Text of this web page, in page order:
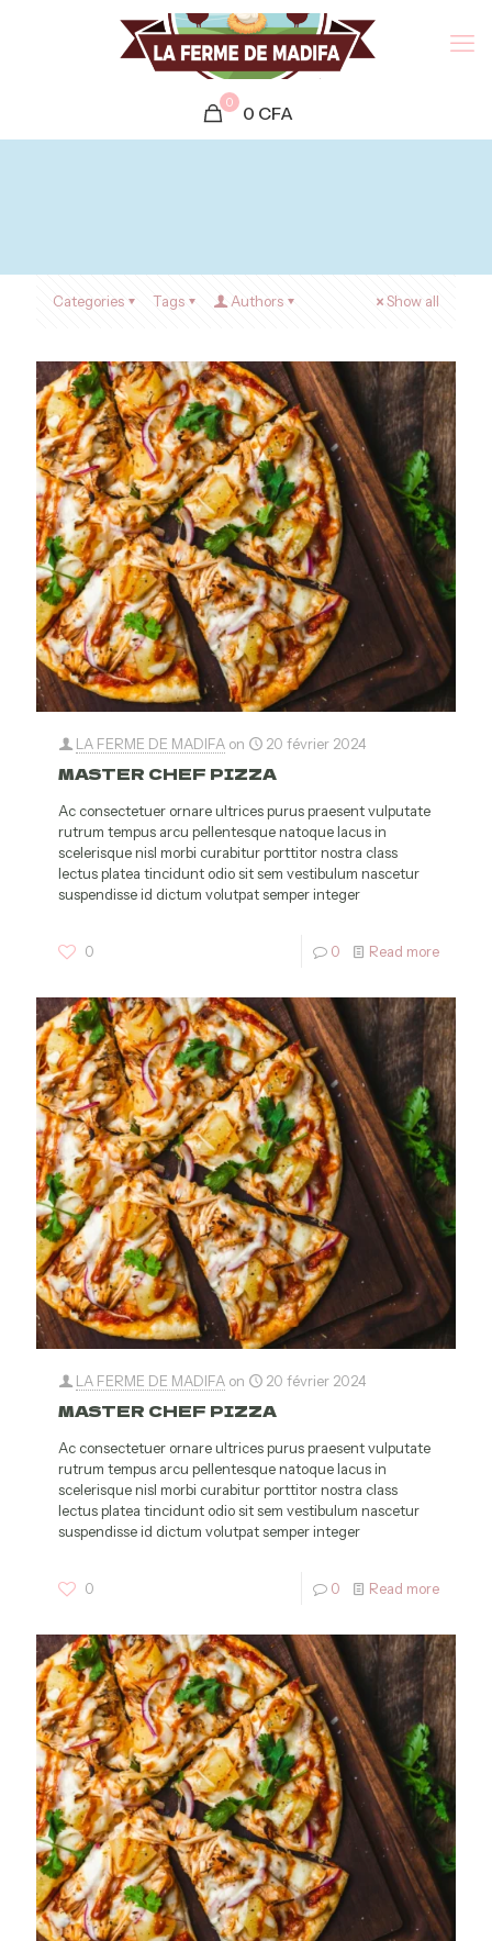
0 0 CFA
Categories Tags Authors Show all
LA FERME DE MADIFA on 20 février 2024
MASTER CHEF PIZZA
Ac consectetuer ornare ultrices purus praesent vulputate
rutrum tempus arcu pellentesque natoque lacus in
scelerisque nisl morbi curabitur porttitor nostra class
lectus platea tincidunt odio sit sem vestibulum nascetur
suspendisse id dictum volutpat semper integer
0 0 Read more
LA FERME DE MADIFA on 20 février 2024
MASTER CHEF PIZZA
Ac consectetuer ornare ultrices purus praesent vulputate
rutrum tempus arcu pellentesque natoque lacus in
scelerisque nisl morbi curabitur porttitor nostra class
lectus platea tincidunt odio sit sem vestibulum nascetur
suspendisse id dictum volutpat semper integer
0 0 Read more